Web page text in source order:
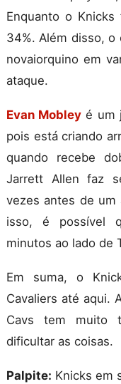
Enquanto o
34%. Além disso, o
novaiorquino em
ataque.
Evan Mobley é um
pois está criando
quando recebe
Jarrett Allen faz
vezes antes de um
isso, é possível
minutos ao lado de
Em suma, o
Cavaliers até aqui.
Cavs tem muito
dificultar as coisas.
Palpite: Knicks em